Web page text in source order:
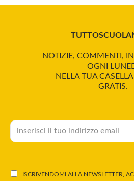
NOTIZIE, COMMENTI,
OGNI
NELLA TUA
GRATIS.
ISCRIVENDOMI ALLA NEWSLETTER,